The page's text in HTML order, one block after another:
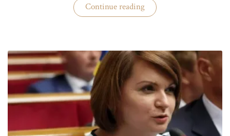
Continue reading«Анализ
визита
США»